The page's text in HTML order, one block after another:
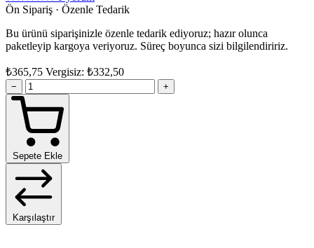
Ön Sipariş · Özenle Tedarik
Bu ürünü siparişinizle özenle tedarik ediyoruz; hazır olunca
paketleyip kargoya veriyoruz. Süreç boyunca sizi bilgilendiririz.
₺365,75 Vergisiz: ₺332,50
− +
Sepete Ekle
Karşılaştır